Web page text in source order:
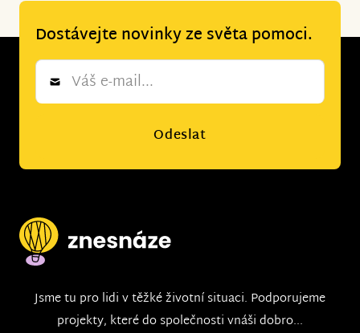
Dostávejte novinky ze světa pomoci.
Newsletter
Odeslat
Jsme tu pro lidi v těžké životní situaci. Podporujeme
projekty, které do společnosti vnáši dobro...